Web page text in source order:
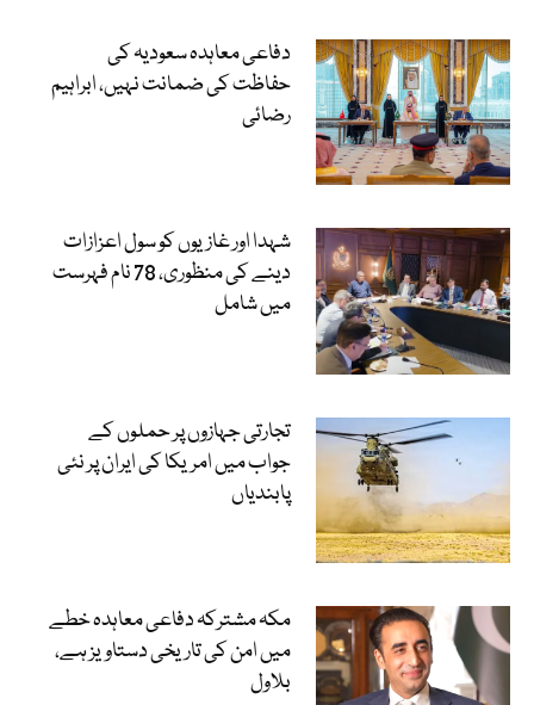
دفاعی معاہدہ سعودیہ کی
حفاظت کی ضمانت نہیں، ابراہیم
رضائی
شہدا اور غازیوں کو سول اعزازات
دینے کی منظوری، 78 نام فہرست
میں شامل
تجارتی جہازوں پر حملوں کے
جواب میں امریکا کی ایران پر نئی
پابندیاں
مکہ مشترکہ دفاعی معاہدہ خطے
میں امن کی تاریخی دستاویز ہے،
بلاول